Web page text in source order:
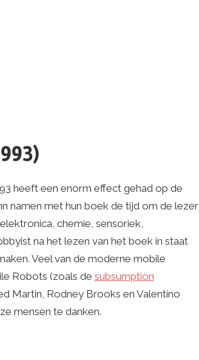
heeft een enorm effect gehad op de
namen met hun boek de tijd om de lezer
chemie, sensoriek,
na het lezen van het boek in staat
Veel van de moderne mobile
Robots (zoals de subsumption
Martin, Rodney Brooks en Valentino
mensen te danken.